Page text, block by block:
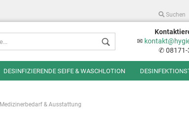
Suchen
Sprache auswählen
✉
✆ 08171-
DESINFIZIERENDE SEIFE & WASCHLOTION
Medizinerbedarf & Ausstattung